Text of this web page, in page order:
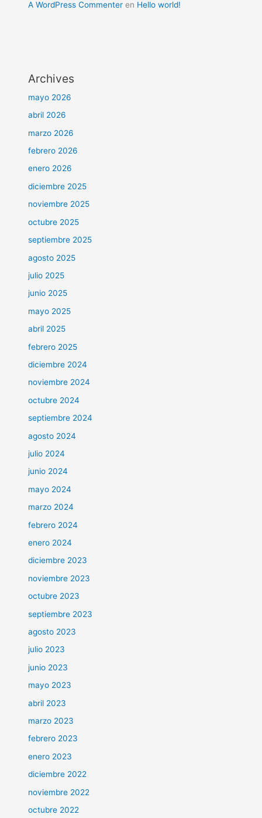
A WordPress Commenter en Hello world!
Archives
mayo 2026
abril 2026
marzo 2026
febrero 2026
enero 2026
diciembre 2025
noviembre 2025
octubre 2025
septiembre 2025
agosto 2025
julio 2025
junio 2025
mayo 2025
abril 2025
febrero 2025
diciembre 2024
noviembre 2024
octubre 2024
septiembre 2024
agosto 2024
julio 2024
junio 2024
mayo 2024
marzo 2024
febrero 2024
enero 2024
diciembre 2023
noviembre 2023
octubre 2023
septiembre 2023
agosto 2023
julio 2023
junio 2023
mayo 2023
abril 2023
marzo 2023
febrero 2023
enero 2023
diciembre 2022
noviembre 2022
octubre 2022